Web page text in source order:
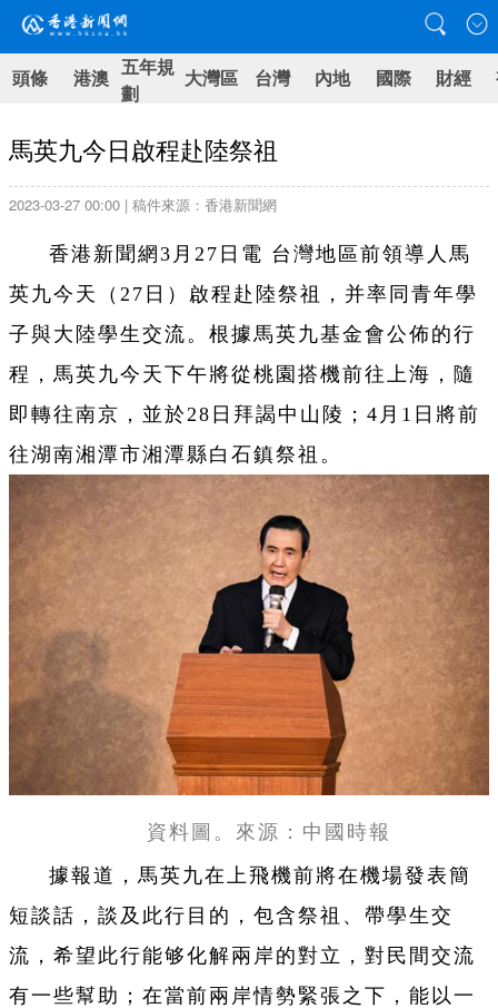
頭條 港澳 五年規
劃
大灣區 台灣 內地 國際 財經
馬英九今日啟程赴陸祭祖
2023-03-27 00:00 | 稿件來源：香港新聞網
香港新聞網3月27日電 台灣地區前領導人馬
英九今天（27日）啟程赴陸祭祖，并率同青年學
子與大陸學生交流。根據馬英九基金會公佈的行
程，馬英九今天下午將從桃園搭機前往上海，隨
即轉往南京，並於28日拜謁中山陵；4月1日將前
往湖南湘潭市湘潭縣白石鎮祭祖。
資料圖。來源：中國時報
據報道，馬英九在上飛機前將在機場發表簡
短談話，談及此行目的，包含祭祖、帶學生交
流，希望此行能够化解兩岸的對立，對民間交流
有一些幫助；在當前兩岸情勢緊張之下，能以一